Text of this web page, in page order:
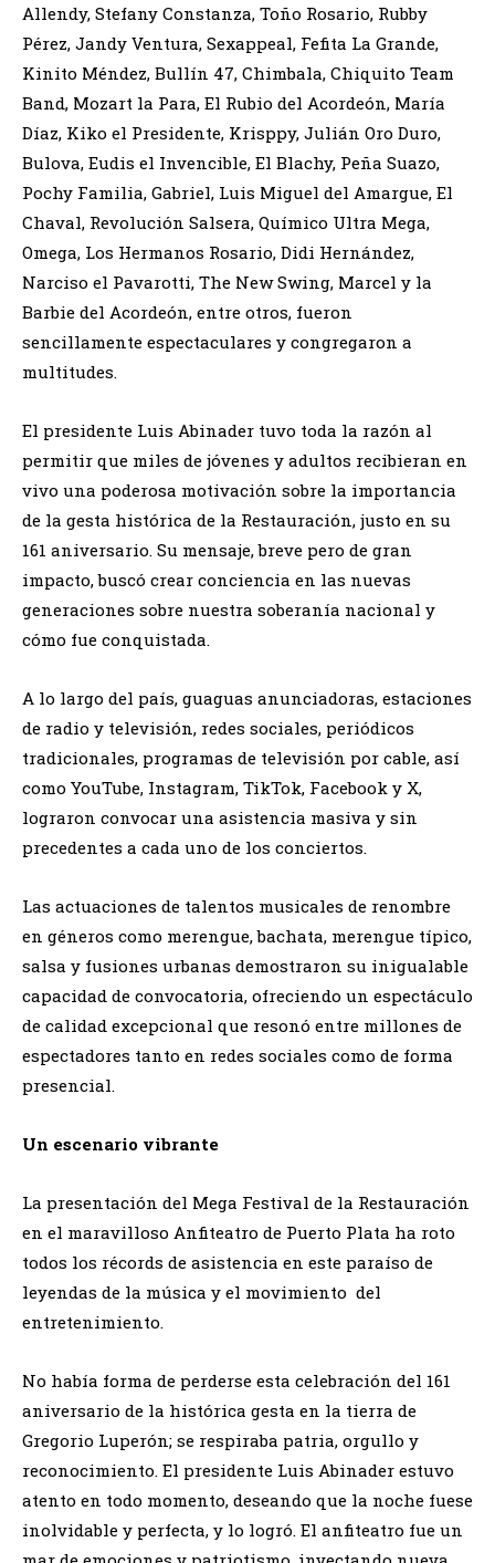
Allendy, Stefany Constanza, Toño Rosario, Rubby
Pérez, Jandy Ventura, Sexappeal, Fefita La Grande,
Kinito Méndez, Bullín 47, Chimbala, Chiquito Team
Band, Mozart la Para, El Rubio del Acordeón, María
Díaz, Kiko el Presidente, Krisppy, Julián Oro Duro,
Bulova, Eudis el Invencible, El Blachy, Peña Suazo,
Pochy Familia, Gabriel, Luis Miguel del Amargue, El
Chaval, Revolución Salsera, Químico Ultra Mega,
Omega, Los Hermanos Rosario, Didi Hernández,
Narciso el Pavarotti, The New Swing, Marcel y la
Barbie del Acordeón, entre otros, fueron
sencillamente espectaculares y congregaron a
multitudes.
El presidente Luis Abinader tuvo toda la razón al
permitir que miles de jóvenes y adultos recibieran en
vivo una poderosa motivación sobre la importancia
de la gesta histórica de la Restauración, justo en su
161 aniversario. Su mensaje, breve pero de gran
impacto, buscó crear conciencia en las nuevas
generaciones sobre nuestra soberanía nacional y
cómo fue conquistada.
A lo largo del país, guaguas anunciadoras, estaciones
de radio y televisión, redes sociales, periódicos
tradicionales, programas de televisión por cable, así
como YouTube, Instagram, TikTok, Facebook y X,
lograron convocar una asistencia masiva y sin
precedentes a cada uno de los conciertos.
Las actuaciones de talentos musicales de renombre
en géneros como merengue, bachata, merengue típico,
salsa y fusiones urbanas demostraron su inigualable
capacidad de convocatoria, ofreciendo un espectáculo
de calidad excepcional que resonó entre millones de
espectadores tanto en redes sociales como de forma
presencial.
Un escenario vibrante
La presentación del Mega Festival de la Restauración
en el maravilloso Anfiteatro de Puerto Plata ha roto
todos los récords de asistencia en este paraíso de
leyendas de la música y el movimiento del
entretenimiento.
No había forma de perderse esta celebración del 161
aniversario de la histórica gesta en la tierra de
Gregorio Luperón; se respiraba patria, orgullo y
reconocimiento. El presidente Luis Abinader estuvo
atento en todo momento, deseando que la noche fuese
inolvidable y perfecta, y lo logró. El anfiteatro fue un